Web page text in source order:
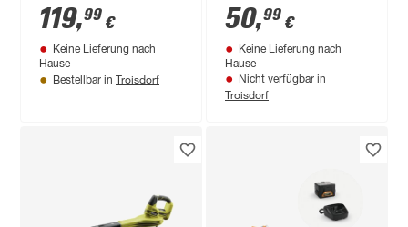
Akku und Ladegerät
119,99 €
Keine Lieferung nach
Hause
Bestellbar in Troisdorf
Akku
50,99 €
Keine Lieferung nach
Hause
Nicht verfügbar in
Troisdorf